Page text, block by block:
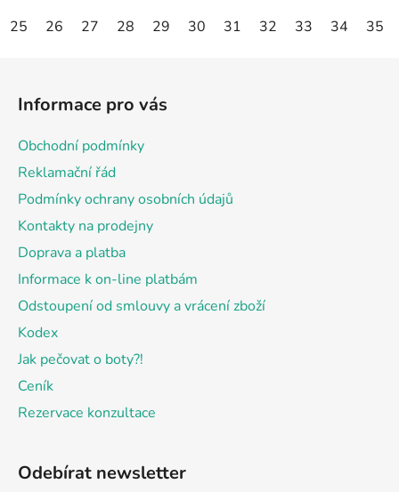
25 26 27 28 29 30 31 32 33 34 35
Informace pro vás
Obchodní podmínky
Reklamační řád
Podmínky ochrany osobních údajů
Kontakty na prodejny
Doprava a platba
Informace k on-line platbám
Odstoupení od smlouvy a vrácení zboží
Kodex
Jak pečovat o boty?!
Ceník
Rezervace konzultace
Odebírat newsletter